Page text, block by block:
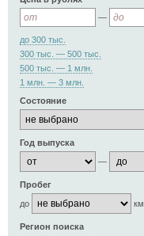
—
до 300 тыс.
300 тыс. — 500 тыс.
500 тыс. — 1 млн.
1 млн. — 3 млн.
Состояние
Год выпуска
—
Пробег
до
км.
Регион поиска